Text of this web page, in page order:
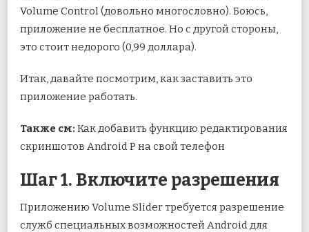
Volume Control (довольно многословно). Боюсь,
приложение не бесплатное. Но с другой стороны,
это стоит недорого (0,99 доллара).
Итак, давайте посмотрим, как заставить это
приложение работать.
Также см: Как добавить функцию редактирования
скриншотов Android P на свой телефон
Шаг 1. Включите разрешения
Приложению Volume Slider требуется разрешение
служб специальных возможностей Android для